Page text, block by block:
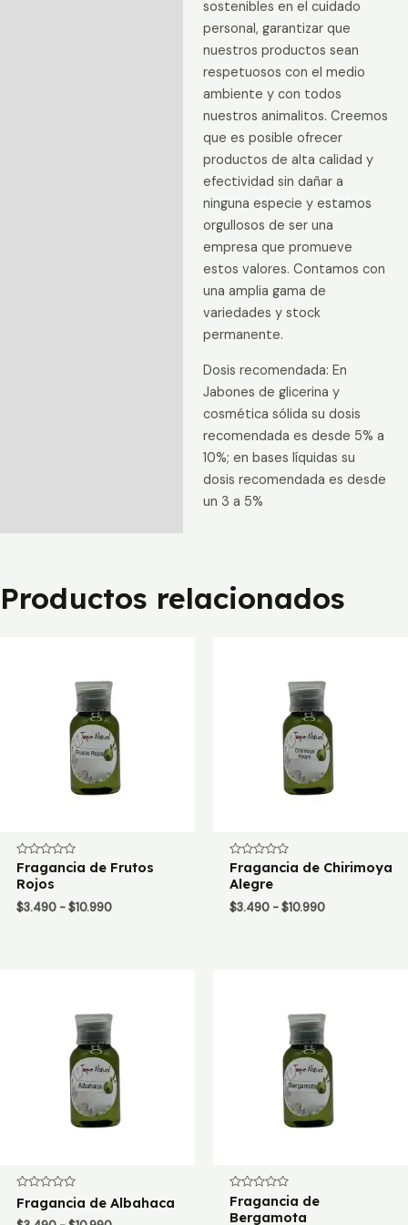
sostenibles en el cuidado
personal, garantizar que
nuestros productos sean
respetuosos con el medio
ambiente y con todos
nuestros animalitos. Creemos
que es posible ofrecer
productos de alta calidad y
efectividad sin dañar a
ninguna especie y estamos
orgullosos de ser una
empresa que promueve
estos valores. Contamos con
una amplia gama de
variedades y stock
permanente.
Dosis recomendada: En
Jabones de glicerina y
cosmética sólida su dosis
recomendada es desde 5% a
10%; en bases líquidas su
dosis recomendada es desde
un 3 a 5%
Productos relacionados
Valorado
con
0
5
Fragancia de Frutos
Rojos
$3.490 - $10.990Rango
Valorado
con
0
5
Fragancia de Chirimoya
Alegre
$3.490 - $10.990Rango
Valorado
con
0
Fragancia de Albahaca
Valorado
con
0
Fragancia de
Bergamota